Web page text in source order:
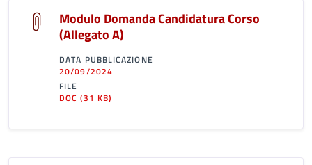
Modulo Domanda Candidatura Corso
(Allegato A)
DATA PUBBLICAZIONE
20/09/2024
FILE
DOC(31 KB)